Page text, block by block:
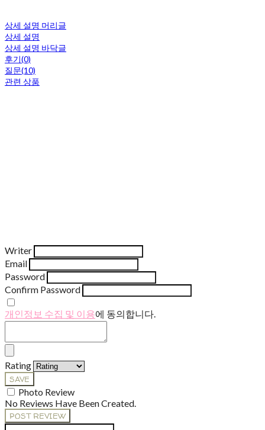
상세 설명 머리글
상세 설명
상세 설명 바닥글
후기(0)
질문(10)
관련 상품
Writer
Email
Password
Confirm Password
개인정보 수집 및 이용에 동의합니다.
Rating
SAVE
Photo Review
No Reviews Have Been Created.
POST REVIEW